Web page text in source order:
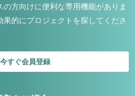
の方向けに便利な専用機能がありま
的にプロジェクトを探してくださ
今すぐ会員登録